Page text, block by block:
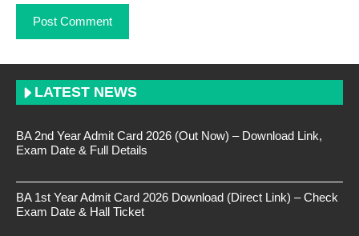
LATEST NEWS
BA 2nd Year Admit Card 2026 (Out Now) – Download Link,
Exam Date & Full Details
BA 1st Year Admit Card 2026 Download (Direct Link) – Check
Exam Date & Hall Ticket